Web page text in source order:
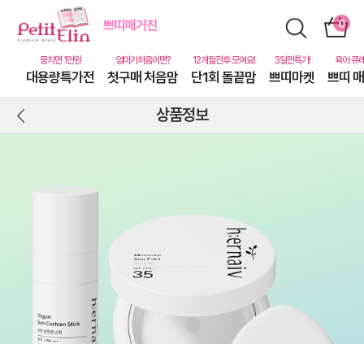
대용량특가전 첫구매 처음맘 단1회 돌끝맘 쁘띠마켓 쁘띠
상품정보